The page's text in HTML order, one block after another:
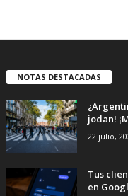
NOTAS DESTACADAS
jodan!
22 julio,
Tus
en